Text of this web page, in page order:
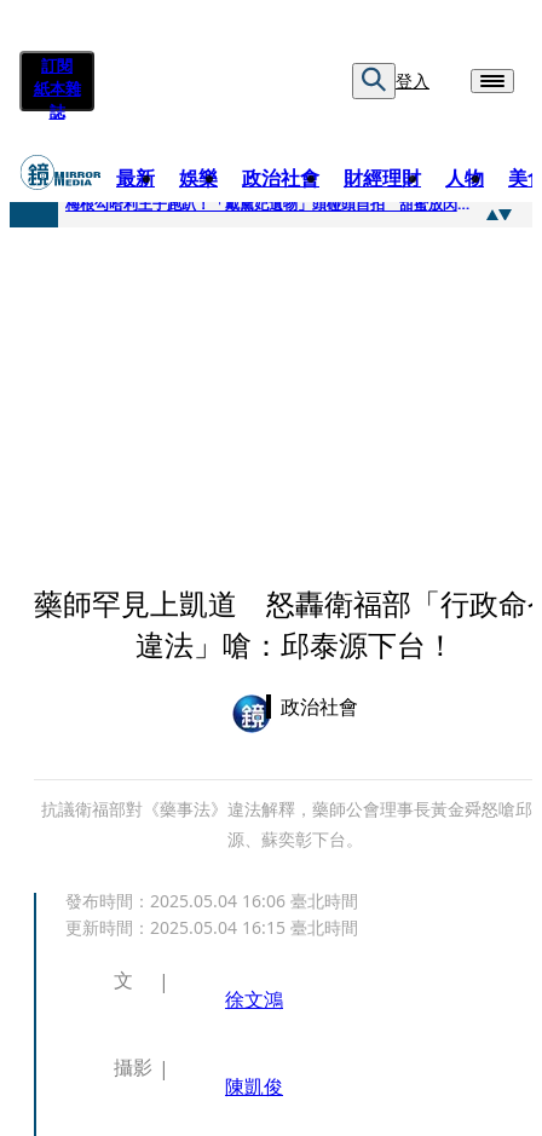
訂閱
紙本雜
誌
登入
最新 娛樂 政治社會 財經理財 人物 美
快訊
梅根勾哈利王子跑趴！「戴黛妃遺物」頭碰頭自拍 甜蜜放閃搶鏡
藥師罕見上凱道 怒轟衛福部「行政命
違法」嗆：邱泰源下台！
政治社會
抗議衛福部對《藥事法》違法解釋，藥師公會理事長黃金舜怒嗆邱
源、蘇奕彰下台。
發布時間： 2025.05.04 16:06 臺北時間
更新時間： 2025.05.04 16:15 臺北時間
文
徐文鴻
攝影
陳凱俊